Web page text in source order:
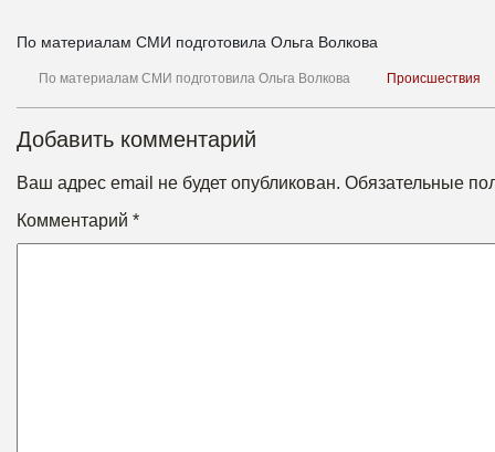
По материалам СМИ подготовила Ольга Волкова
По материалам СМИ подготовила Ольга Волкова Происшествия
Добавить комментарий
Ваш адрес email не будет опубликован. Обязательные
Комментарий *